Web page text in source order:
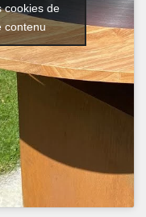
cookies de
contenu